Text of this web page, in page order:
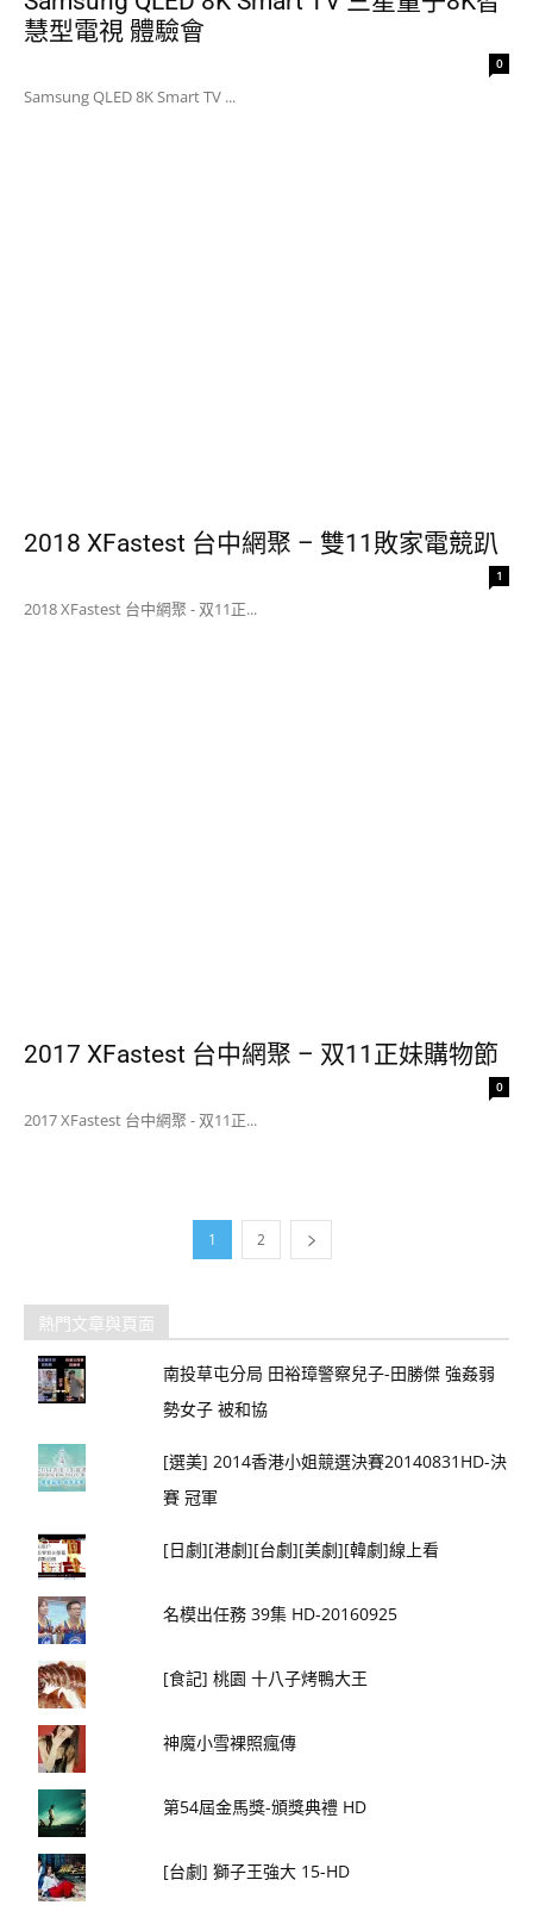
慧型電視 體驗會
0
Samsung QLED 8K Smart TV ...
2018 XFastest 台中網聚 – 雙11敗家電競趴
1
2018 XFastest 台中網聚 - 双11正...
2017 XFastest 台中網聚 – 双11正妹購物節
0
2017 XFastest 台中網聚 - 双11正...
1 2
熱門文章與頁面
南投草屯分局 田裕璋警察兒子-田勝傑 強姦弱
勢女子 被和協
[選美] 2014香港小姐競選決賽20140831HD-決
賽 冠軍
[日劇][港劇][台劇][美劇][韓劇]線上看
名模出任務 39集 HD-20160925
[食記] 桃園 十八子烤鴨大王
神魔小雪裸照瘋傳
第54屆金馬獎-頒獎典禮 HD
[台劇] 獅子王強大 15-HD